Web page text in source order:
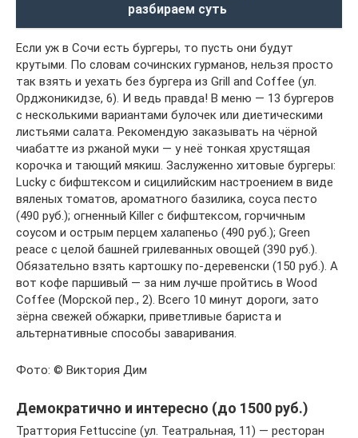
разбираем суть
Если уж в Сочи есть бургеры, то пусть они будут
крутыми. По словам сочинских гурманов, нельзя просто
так взять и уехать без бургера из Grill and Coffee (ул.
Орджоникидзе, 6). И ведь правда! В меню — 13 бургеров
с несколькими вариантами булочек или диетическими
листьями салата. Рекомендую заказывать на чёрной
чиабатте из ржаной муки — у неё тонкая хрустящая
корочка и тающий мякиш. Заслуженно хитовые бургеры:
Lucky с бифштексом и сицилийским настроением в виде
вяленых томатов, ароматного базилика, соуса песто
(490 руб.); огненный Killer с бифштексом, горчичным
соусом и острым перцем халапеньо (490 руб.); Green
peace с целой башней грилеванных овощей (390 руб.).
Обязательно взять картошку по-деревенски (150 руб.). А
вот кофе паршивый — за ним лучше пройтись в Wood
Coffee (Морской пер., 2). Всего 10 минут дороги, зато
зёрна свежей обжарки, приветливые бариста и
альтернативные способы заваривания.
Фото: © Виктория Дим
Демократично и интересно (до 1500 руб.)
Траттория Fettuccine (ул. Театральная, 11) — ресторан